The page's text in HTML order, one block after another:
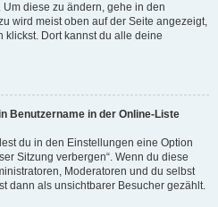
diese zu ändern, gehe in den
wird meist oben auf der Seite angezeigt,
Dort kannst du alle deine
Benutzername in der Online-Liste
du in den Einstellungen eine Option
Sitzung verbergen“. Wenn du diese
Moderatoren und du selbst
dann als unsichtbarer Besucher gezählt.